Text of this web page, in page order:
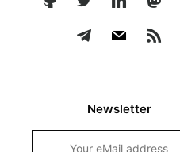
Newsletter